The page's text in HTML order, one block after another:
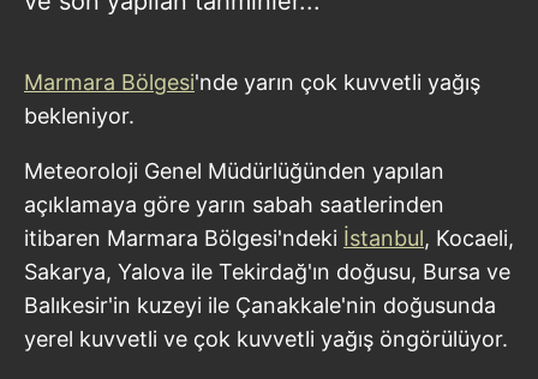
Marmara Bölgesi'nde yarın çok kuvvetli yağış
bekleniyor.
Meteoroloji Genel Müdürlüğünden yapılan
açıklamaya göre yarın sabah saatlerinden
itibaren Marmara Bölgesi'ndeki İstanbul, Kocaeli,
Sakarya, Yalova ile Tekirdağ'ın doğusu, Bursa ve
Balıkesir'in kuzeyi ile Çanakkale'nin doğusunda
yerel kuvvetli ve çok kuvvetli yağış öngörülüyor.